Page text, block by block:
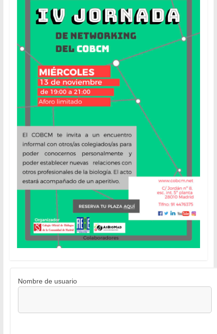
Nombre de usuario